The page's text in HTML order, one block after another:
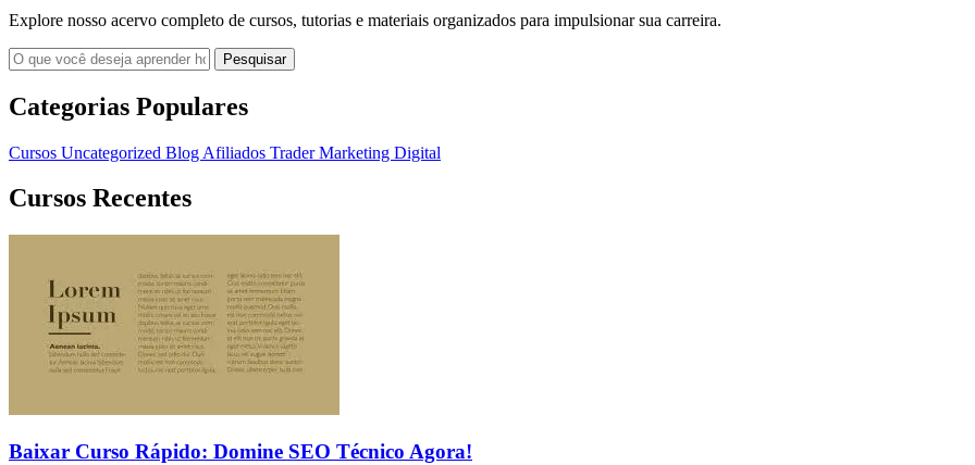
Explore nosso acervo completo de cursos, tutorias e materiais organizados para impulsionar sua carreira.
Pesquisar
Categorias Populares
Cursos Uncategorized Blog Afiliados TraderMarketing Digital
Cursos Recentes
Baixar Curso Rápido: Domine SEO Técnico Agora!